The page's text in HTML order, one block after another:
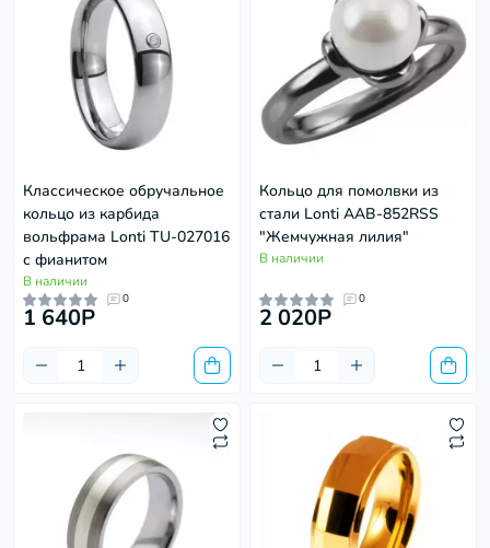
Классическое обручальное
кольцо из карбида
вольфрама Lonti TU-027016
с фианитом
В наличии
0
1 640P
Кольцо для помолвки из
стали Lonti AAB-852RSS
"Жемчужная лилия"
В наличии
0
2 020P